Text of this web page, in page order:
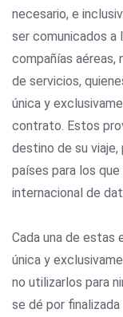
necesario, e
ser comunicados
compañías aéreas,
de servicios,
única y
contrato. Estos
destino de su
países para los
internacional de
Cada una de estas
única y
no utilizarlos para
se dé por